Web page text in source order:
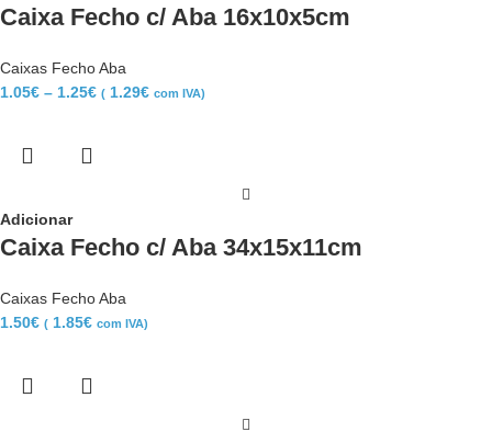
Caixa Fecho c/ Aba 16x10x5cm
Caixas Fecho Aba
1.05€ – 1.25€ ( 1.29€ com IVA)
Adicionar
Caixa Fecho c/ Aba 34x15x11cm
Caixas Fecho Aba
1.50€ ( 1.85€ com IVA)